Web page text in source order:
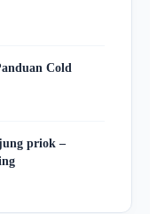
Cold
priok –